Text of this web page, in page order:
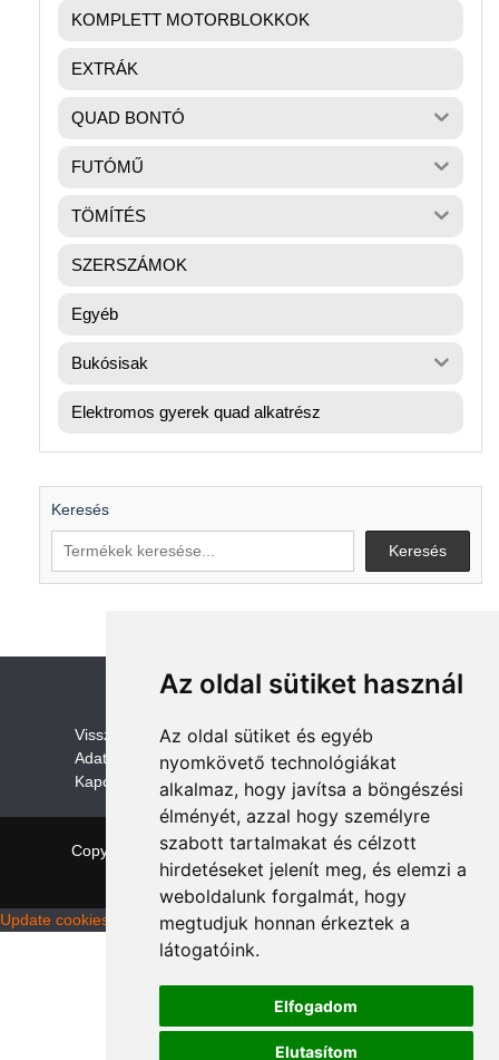
Az oldal sütiket használ
Az oldal sütiket és egyéb
nyomkövető technológiákat
alkalmaz, hogy javítsa a böngészési
élményét, azzal hogy személyre
szabott tartalmakat és célzott
hirdetéseket jelenít meg, és elemzi a
weboldalunk forgalmát, hogy
megtudjuk honnan érkeztek a
látogatóink.
Elfogadom
Elutasítom
KOMPLETT MOTORBLOKKOK
EXTRÁK
QUAD BONTÓ
FUTÓMŰ
TÖMÍTÉS
SZERSZÁMOK
Egyéb
Bukósisak
Elektromos gyerek quad alkatrész
Keresés
Keresés
Visszaküldési és visszatérítési szabályzat
Adatvédelem /GDPR
Kapcsolat
Copyright © 2026 quadalkatreszek.com | Theme:
NewStoreby ThemeFarmer
Update cookies preferences